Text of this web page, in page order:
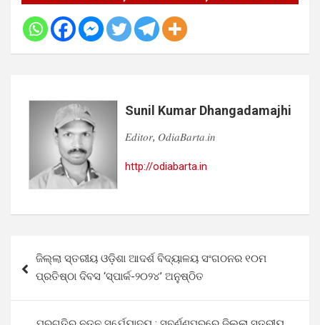
Sunil Kumar Dhangadamajhi
𝐸𝑑𝑖𝑡𝑜𝑟, 𝑂𝑑𝑖𝑎𝐵𝑎𝑟𝑡𝑎.𝑖𝑛
http://odiabarta.in
navigation
ଜିଲ୍ଲା ସ୍ତରୀୟ ଓଡ଼ିଶା ଆଦର୍ଶ ବିଦ୍ୟାଳୟ ସଂଗଠନର ୧୦ମ
ପ୍ରତିଷ୍ଠା ଦିବସ ‘ସ୍ପାର୍କ-୨୦୨୪’ ଅନୁଷ୍ଠିତ